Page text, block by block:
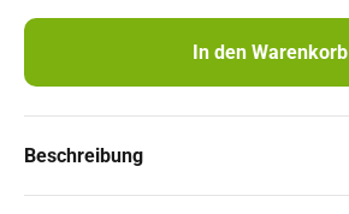
Rinti Kennerfleisch Kalb 800 g
Rinti Kennerfleisch Rentier 800 g
In den Warenkorb
Beschreibung